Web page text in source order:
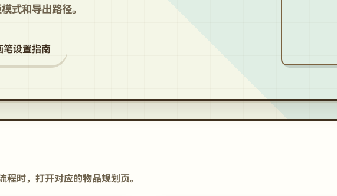
式和导出路径。
笔设置指南
时，打开对应的物品规划页。